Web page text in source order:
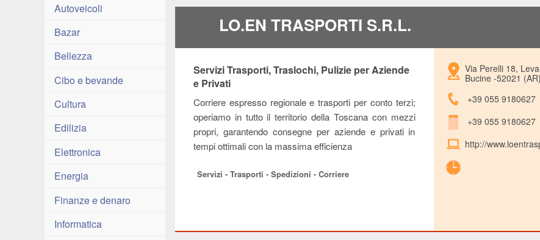
Autoveicoli
Bazar
Bellezza
Cibo e bevande
Cultura
Edilizia
Elettronica
Energia
Finanze e denaro
Informatica
LO.EN TRASPORTI S.R.L.
Servizi Trasporti, Traslochi, Pulizie per Aziende
e Privati
Corriere espresso regionale e trasporti per conto terzi;
operiamo in tutto il territorio della Toscana con mezzi
propri, garantendo consegne per aziende e privati in
tempi ottimali con la massima efficienza
Servizi - Trasporti - Spedizioni - Corriere
Via Perelli 18,
Bucine -52021 (AR)
+39 055 9180627
+39 055 9180627
http://